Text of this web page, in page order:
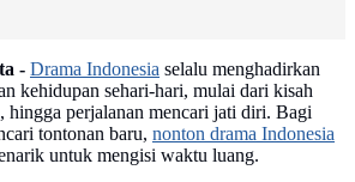
- Drama Indonesia selalu menghadirkan
kehidupan sehari-hari, mulai dari kisah
hingga perjalanan mencari jati diri. Bagi
tontonan baru, nonton drama Indonesia
untuk mengisi waktu luang.